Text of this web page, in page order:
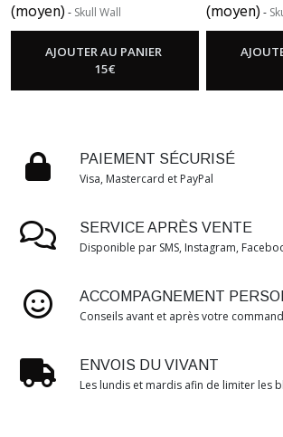
(moyen) - Skull Wall
AJOUTER AU PANIER
15€
(moyen) -
PAIEMENT SÉCURISÉ
Visa, Mastercard et PayPal
SERVICE APRÈS VENTE
Disponible par SMS, Instagram,
ACCOMPAGNEMENT
Conseils avant et après votre
ENVOIS DU VIVANT
Les lundis et mardis afin de limiter les